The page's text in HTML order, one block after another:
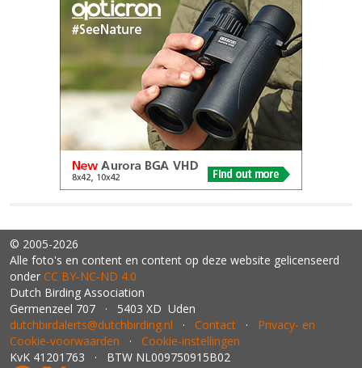
© 2005-2026
Alle foto's en content en content op deze website gelicenseerd
onder CC BY‑NC‑ND 4.0
Dutch Birding Association
Germenzeel 707 · 5403 XD Uden
dutchbirdalerts@dutchbirding.nl · Contact · Privacy- en
Cookie-voorwaarden · Cookie-instellingen
KvK 41201763 · BTW NL009750915B02